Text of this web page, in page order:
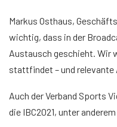
Markus Osthaus,
wichtig, dass in der
Austausch geschieht. Wir
stattfindet – und
Auch der Verband Sports
die IBC2021, unter